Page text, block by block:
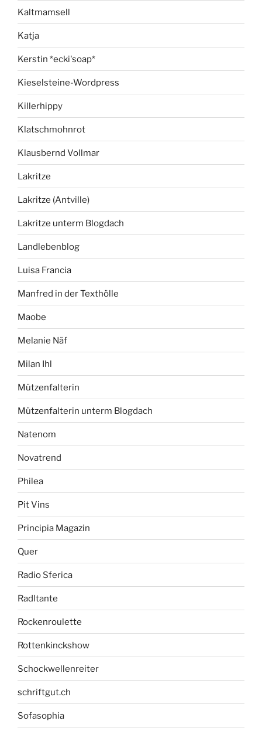
Kaltmamsell
Katja
Kerstin *ecki'soap*
Kieselsteine-Wordpress
Killerhippy
Klatschmohnrot
Klausbernd Vollmar
Lakritze
Lakritze (Antville)
Lakritze unterm Blogdach
Landlebenblog
Luisa Francia
Manfred in der Texthölle
Maobe
Melanie Näf
Milan Ihl
Mützenfalterin
Mützenfalterin unterm Blogdach
Natenom
Novatrend
Philea
Pit Vins
Principia Magazin
Quer
Radio Sferica
Radltante
Rockenroulette
Rottenkinckshow
Schockwellenreiter
schriftgut.ch
Sofasophia